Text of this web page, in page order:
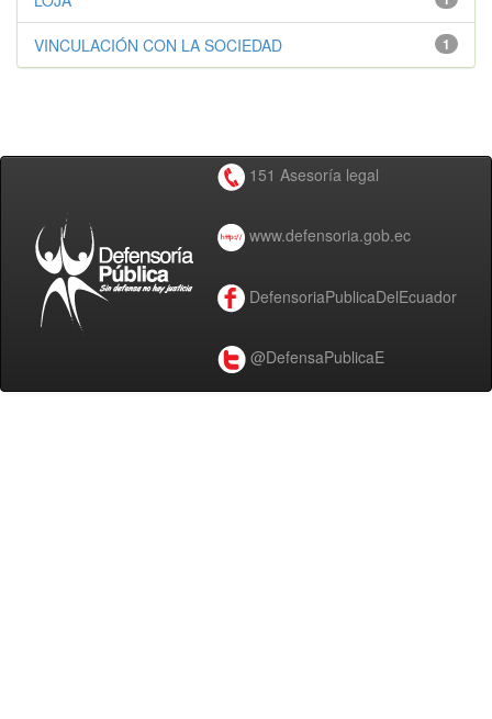
1
VINCULACIÓN CON LA SOCIEDAD
151 Asesoría legal
www.defensoria.gob.ec
DefensoriaPublicaDelEcuador
@DefensaPublicaE